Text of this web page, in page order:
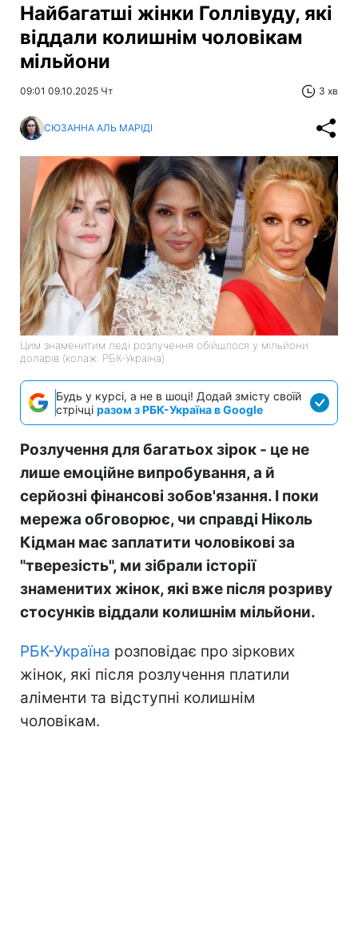
Найбагатші жінки Голлівуду, які
віддали колишнім чоловікам
мільйони
09:01 09.10.2025 Чт 3 хв
СЮЗАННА АЛЬ МАРІДІ
Цим знаменитим леді розлучення обійшлося у мільйони
доларів (колаж: РБК-Україна)
Будь у курсі, а не в шоці! Додай змісту своїй
стрічці разом з РБК-Україна в Google
Розлучення для багатьох зірок - це не
лише емоційне випробування, а й
серйозні фінансові зобов'язання. І поки
мережа обговорює, чи справді Ніколь
Кідман має заплатити чоловікові за
"тверезість", ми зібрали історії
знаменитих жінок, які вже після розриву
стосунків віддали колишнім мільйони.
РБК-Україна розповідає про зіркових
жінок, які після розлучення платили
аліменти та відступні колишнім
чоловікам.